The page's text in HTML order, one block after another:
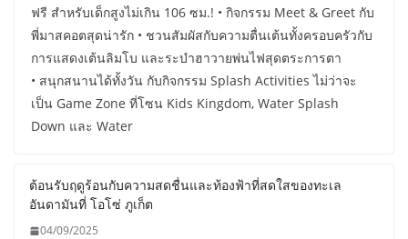
ฟรี สำหรับเด็กสูงไม่เกิน 106 ซม.! • กิจกรรม Meet & Greet กับ
พี่มาสคอตสุดน่ารัก • ชวนสัมผัสกับความตื่นเต้นทั้งครอบครัวกับ
การแสดงเต้นลิมโบ และระบำฮาวายพ่นไฟสุดตระการตา
• สนุกสนานได้ทั้งวัน กับกิจกรรม Splash Activities ไม่ว่าจะ
เป็น Game Zone ที่โซน Kids Kingdom, Water Splash
Down และ Water
ต้อนรับฤดูร้อนกับความสดชื่นและท้องฟ้าที่สดใสของทะเล
อันดามันที่ โอโซ่ ภูเก็ต
04/09/2025